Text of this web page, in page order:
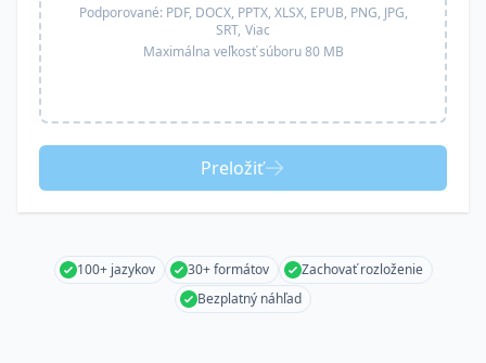
Podporované: PDF, DOCX, PPTX, XLSX, EPUB, PNG, JPG,
SRT, Viac
Maximálna veľkosť súboru 80 MB
Preložiť
100+ jazykov 30+ formátov
Zachovať rozloženie
Bezplatný náhľad